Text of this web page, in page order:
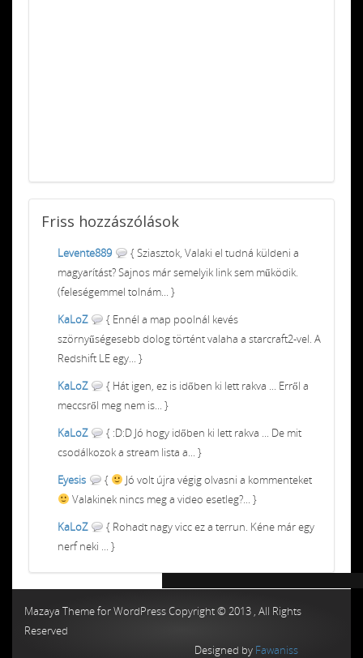
Friss hozzászólások
Levente889
{ Sziasztok, Valaki el tudná küldeni a
magyarítást? Sajnos már semelyik link sem működik.
(feleségemmel tolnám... }
KaLoZ
{ Ennél a map poolnál kevés
szörnyűségesebb dolog történt valaha a starcraft2-vel. A
Redshift LE egy... }
KaLoZ
{ Hát igen, ez is időben ki lett rakva ... Erről a
meccsről meg nem is... }
KaLoZ
{ :D:D Jó hogy időben ki lett rakva ... De mit
csodálkozok a stream lista a... }
Eyesis
{
Jó volt újra végig olvasni a kommenteket
Valakinek nincs meg a video esetleg?... }
KaLoZ
{ Rohadt nagy vicc ez a terrun. Kéne már egy
nerf neki ... }
Mazaya Theme for WordPress Copyright © 2013 , All Rights
Reserved
Designed by Fawaniss